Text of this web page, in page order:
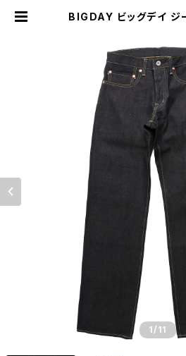
BIGDAY ビッグデイ ジ
大きいサイズ #200R
MAVAZI マ
1 /11